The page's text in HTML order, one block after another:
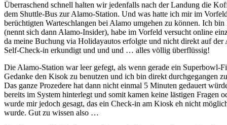
Überraschend schnell halten wir jedenfalls nach der Landung die
dem Shuttle-Bus zur Alamo-Station. Und was hatte ich mir im
berüchtigten Warteschlangen bei Alamo umgehen zu können. Ich
(nennt sich dann Alamo-Insider), habe im Vorfeld versucht online
da meine Buchung via Holidayautos erfolgte und nicht direkt auf
Self-Check-in erkundigt und und und … alles völlig überflüssig!
Die Alamo-Station war leer gefegt, als wenn gerade ein Superbowl-
Gedanke den Kisok zu benutzen und ich bin direkt durchgegangen
Das ganze Prozedere hat dann nicht einmal 5 Minuten gedauert
bereits im System hinterlegt und somit kamen keine lästigen Fragen
wurde mir jedoch gesagt, das ein Check-in am Kiosk eh nicht
wurde. Gut zu wissen also …